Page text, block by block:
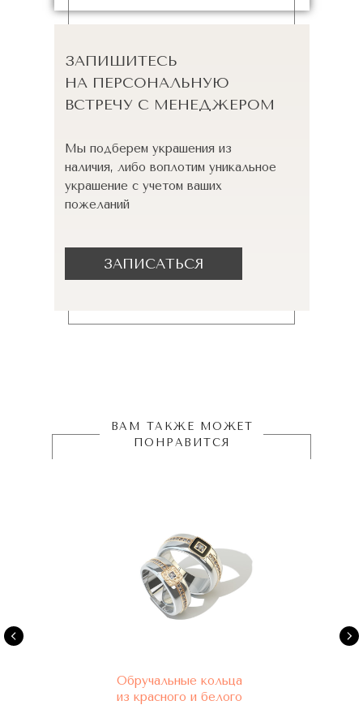
ЗАПИШИТЕСЬ
НА ПЕРСОНАЛЬНУЮ
ВСТРЕЧУ С МЕНЕДЖЕРОМ
Мы подберем украшения из
наличия, либо воплотим уникальное
украшение с учетом ваших
пожеланий
ЗАПИСАТЬСЯ
ВАМ ТАКЖЕ МОЖЕТ
ПОНРАВИТСЯ
Обручальные кольца
из красного и белого